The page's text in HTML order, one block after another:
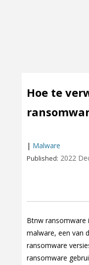
Hoe te
| Malware
Published: 2022
Btnw ransomware
malware, een van
ransomware
ransomware